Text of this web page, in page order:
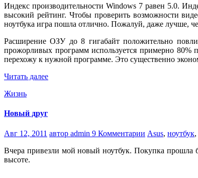
Индекс производительности Windows 7 равен 5.0.
высокий рейтинг. Чтобы проверить возможности
ноутбука игра пошла отлично. Пожалуй, даже лучше,
Расширение ОЗУ до 8 гигабайт положительно
прожорливых программ используется примерно 80%
перехожу к нужной программе. Это существенно
Читать далее
Жизнь
Новый друг
Авг 12, 2011 автор admin 9 Комментарии Asus, ноутбук,
Вчера привезли мой новый ноутбук. Покупка прошла
высоте.